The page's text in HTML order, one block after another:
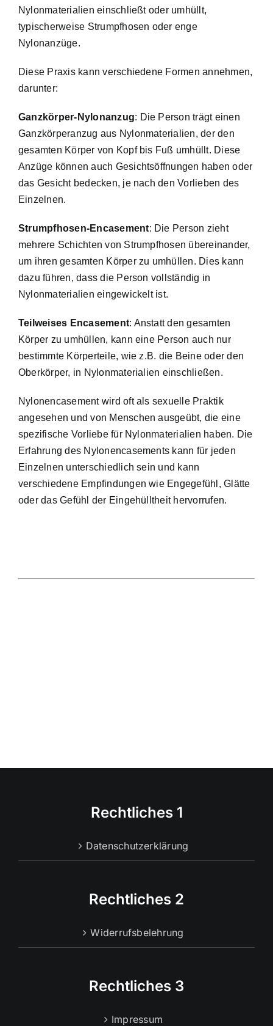
Nylonmaterialien einschließt oder umhüllt,
typischerweise Strumpfhosen oder enge
Nylonanzüge.
Diese Praxis kann verschiedene Formen annehmen,
darunter:
Ganzkörper-Nylonanzug: Die Person trägt einen
Ganzkörperanzug aus Nylonmaterialien, der den
gesamten Körper von Kopf bis Fuß umhüllt. Diese
Anzüge können auch Gesichtsöffnungen haben oder
das Gesicht bedecken, je nach den Vorlieben des
Einzelnen.
Strumpfhosen-Encasement: Die Person zieht
mehrere Schichten von Strumpfhosen übereinander,
um ihren gesamten Körper zu umhüllen. Dies kann
dazu führen, dass die Person vollständig in
Nylonmaterialien eingewickelt ist.
Teilweises Encasement: Anstatt den gesamten
Körper zu umhüllen, kann eine Person auch nur
bestimmte Körperteile, wie z.B. die Beine oder den
Oberkörper, in Nylonmaterialien einschließen.
Nylonencasement wird oft als sexuelle Praktik
angesehen und von Menschen ausgeübt, die eine
spezifische Vorliebe für Nylonmaterialien haben. Die
Erfahrung des Nylonencasements kann für jeden
Einzelnen unterschiedlich sein und kann
verschiedene Empfindungen wie Engegefühl, Glätte
oder das Gefühl der Eingehülltheit hervorrufen.
Rechtliches 1
Datenschutzerklärung
Rechtliches 2
Widerrufsbelehrung
Rechtliches 3
Impressum